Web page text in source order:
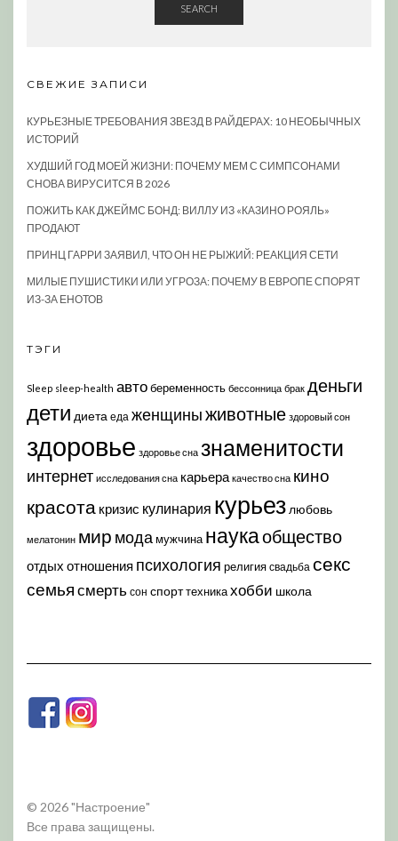
SEARCH
СВЕЖИЕ ЗАПИСИ
КУРЬЕЗНЫЕ ТРЕБОВАНИЯ ЗВЕЗД В РАЙДЕРАХ: 10 НЕОБЫЧНЫХ
ИСТОРИЙ
ХУДШИЙ ГОД МОЕЙ ЖИЗНИ: ПОЧЕМУ МЕМ С СИМПСОНАМИ
СНОВА ВИРУСИТСЯ В 2026
ПОЖИТЬ КАК ДЖЕЙМС БОНД: ВИЛЛУ ИЗ «КАЗИНО РОЯЛЬ»
ПРОДАЮТ
ПРИНЦ ГАРРИ ЗАЯВИЛ, ЧТО ОН НЕ РЫЖИЙ: РЕАКЦИЯ СЕТИ
МИЛЫЕ ПУШИСТИКИ ИЛИ УГРОЗА: ПОЧЕМУ В ЕВРОПЕ СПОРЯТ
ИЗ-ЗА ЕНОТОВ
ТЭГИ
Sleep sleep-health автобеременность бессонница брак деньги
дети диета еда женщиныживотные здоровый сон
здоровье здоровье сна знаменитости
интернет исследования сна карьера качество сна кино
красота кризис кулинария курьез любовь
мелатонин мир модамужчина наукаобщество
отдых отношения психология религия свадьба секс
семья смерть сон спорттехникахобби школа
© 2026 "Настроение"
Все права защищены.